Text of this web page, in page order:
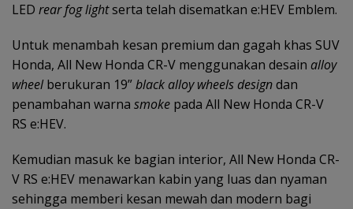
LED rear fog lightserta telah disematkan e:HEV Emblem.
Untuk menambah kesan premium dan gagah khas SUV
Honda, All New Honda CR-V menggunakan desain alloy
wheelberukuran 19”black alloy wheels designdan
penambahan warna smoke pada All New Honda CR-V
RS e:HEV.
Kemudian masuk ke bagian interior, All New Honda CR-
V RS e:HEV menawarkan kabin yang luas dan nyaman
sehingga memberi kesan mewah dan modern bagi